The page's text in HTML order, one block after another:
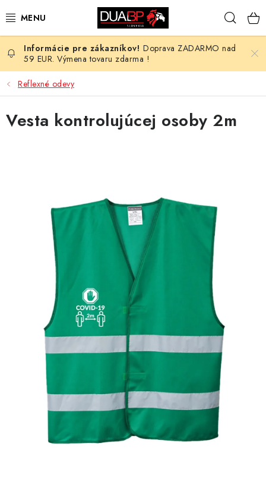
na
NOVÉ
PRACOVNÉ ODEVY
OBUV
OCHRANNÉ POMÔCKY
% OUTLET
Chránená dielňa
Doprava, platba a zľavy
Potlač lôg
Formulár na výmenu tovaru
Kto sme
Reklamačný poriadok
Akcie v predajniach
Formulár na vrátenie tovaru /odstúpenie od zmluvy
Obchodné podmienky
Zásady ochrany osobných údajov
Pravidlá a nastavenia cookies
Moja objednávka
Doprava ZADARMO nad
59 EUR. Výmena tovaru zdarma !
Reflexné odevy
Vesta kontrolujúcej osoby 2m